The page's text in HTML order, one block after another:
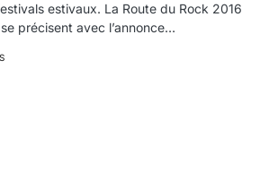
estivaux. La Route du Rock 2016
précisent avec l’annonce…